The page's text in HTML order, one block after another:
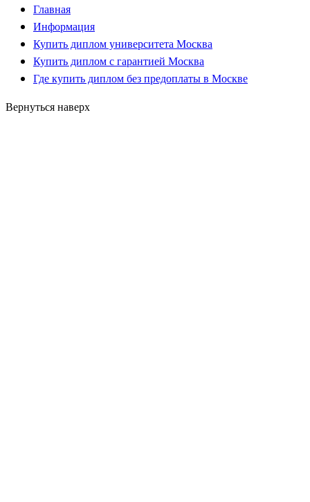
Главная
Информация
Купить диплом университета Москва
Купить диплом с гарантией Москва
Где купить диплом без предоплаты в Москве
Вернуться наверх